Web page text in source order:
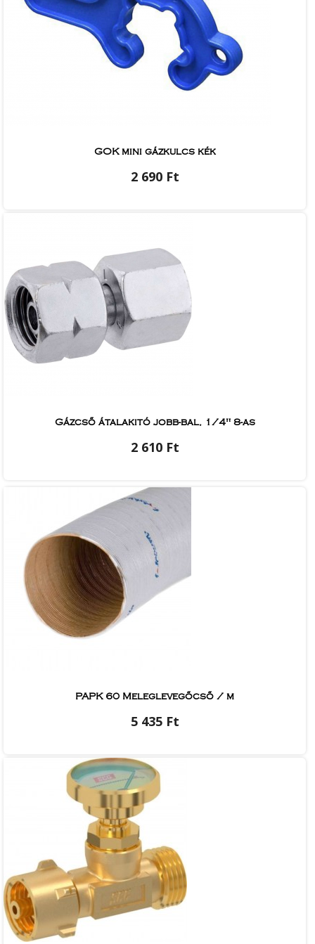
GOK mini gázkulcs kék
2 690 Ft
Gázcső átalakitó jobb-bal, 1/4" 8-as
2 610 Ft
PAPK 60 Meleglevegőcső / m
5 435 Ft